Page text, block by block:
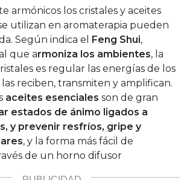
armónicos los cristales y aceites
utilizan en aromaterapia pueden
Según indica el Feng Shui,
que armoniza los ambientes, la
es regular las energías de los
reciben, transmiten y amplifican.
aceites esenciales son de gran
estados de ánimo ligados a
y prevenir resfríos, gripe y
, y la forma más fácil de
de un horno difusor